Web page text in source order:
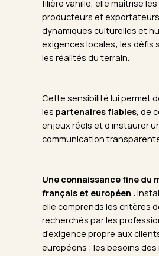
filière vanille, elle maîtrise
producteurs et
dynamiques culturelles et
exigences locales; les défis
les réalités du terrain.
Cette sensibilité lui permet
les partenaires fiables, de
enjeux réels et d’instaurer
communication
Une connaissance fine du
français et européen :
elle comprends les critères
recherchés par les
d’exigence propre aux
européens ; les besoins des